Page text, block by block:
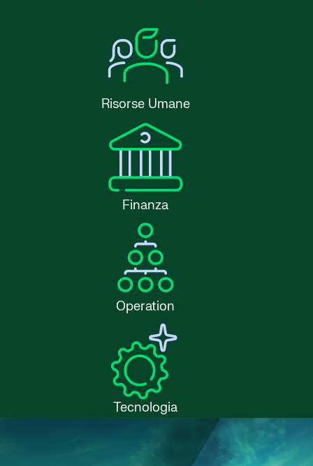
Risorse Umane
Finanza
Operation
Tecnologia